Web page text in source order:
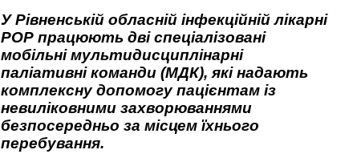
У Рівненській обласній інфекційній лікарні
РОР працюють дві спеціалізовані
мобільні мультидисциплінарні
паліативні команди (МДК), які надають
комплексну допомогу пацієнтам із
невиліковними захворюваннями
безпосередньо за місцем їхнього
перебування.